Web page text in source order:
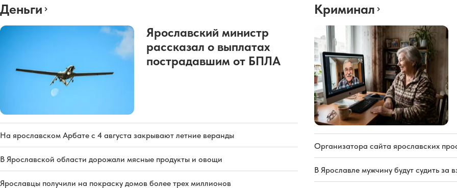
Деньги
Ярославский министр
рассказал о выплатах
пострадавшим от БПЛА
На ярославском Арбате с 4 августа закрывают летние веранды
В Ярославской области дорожали мясные продукты и овощи
Ярославцы получили на покраску домов более трех миллионов
Криминал
Организатора сайта ярославских
В Ярославле мужчину будут судить за